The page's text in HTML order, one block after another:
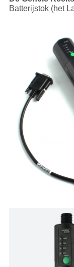
Batterijstok (het